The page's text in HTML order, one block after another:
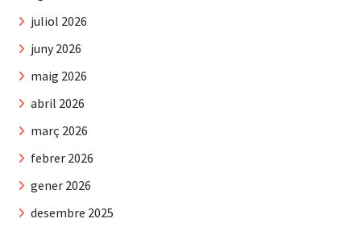
juliol 2026
juny 2026
maig 2026
abril 2026
març 2026
febrer 2026
gener 2026
desembre 2025